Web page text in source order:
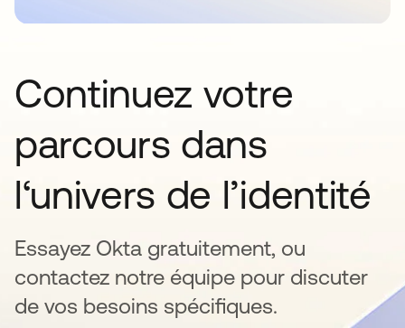
Continuez votre
parcours dans
l‘univers de l’identité
Essayez Okta gratuitement, ou
contactez notre équipe pour discuter
de vos besoins spécifiques.